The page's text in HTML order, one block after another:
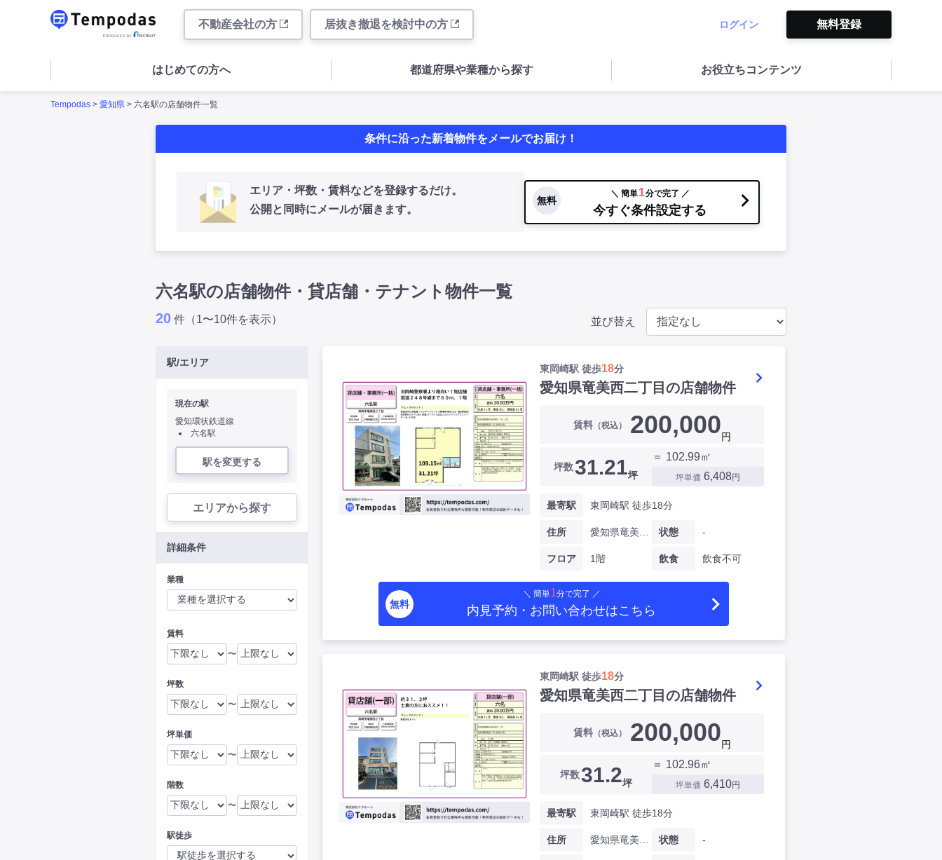
不動産会社の方 居抜き撤退を検討中の方 ログイン 無料登録
はじめての方へ 都道府県や業種から探す お役立ちコンテンツ
Tempodas > 愛知県 > 六名駅の店舗物件一覧
条件に沿った新着物件をメールでお届け！
エリア・坪数・賃料などを登録するだけ。
公開と同時にメールが届きます。
無料
＼ 簡単1分で完了 ／
今すぐ条件設定する
六名駅の店舗物件・貸店舗・テナント物件一覧
20 件（1〜10件を表示） 並び替え
駅/エリア
現在の駅
愛知環状鉄道線
六名駅
駅を変更する
エリアから探す
詳細条件
業種
賃料
〜
坪数
〜
坪単価
〜
階数
〜
駅徒歩
東岡崎駅 徒歩18分
愛知県竜美西二丁目の店舗物件
賃料（税込） 200,000円
坪数31.21坪
＝ 102.99㎡
坪単価 6,408円
最寄駅 東岡崎駅 徒歩18分
住所
フロア 1階
状態 -
飲食 飲食不可
無料
＼ 簡単1分で完了 ／
内見予約・お問い合わせはこちら
東岡崎駅 徒歩18分
愛知県竜美西二丁目の店舗物件
賃料（税込） 200,000円
坪数31.2坪
＝ 102.96㎡
坪単価 6,410円
最寄駅 東岡崎駅 徒歩18分
住所 状態 -